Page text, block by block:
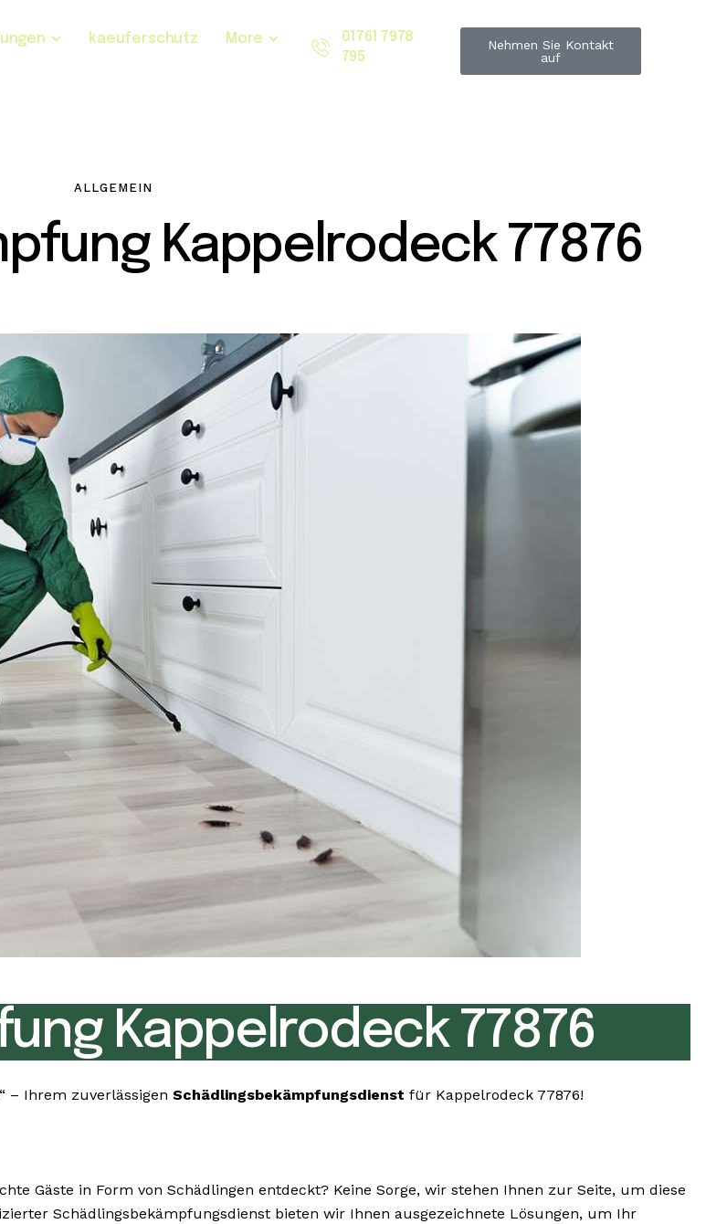
kaeuferschutz More
01761 7978
795
Nehmen Sie Kontakt
auf
ALLGEMEIN
Kappelrodeck 77876
Kappelrodeck 77876
“ – Ihrem zuverlässigen Schädlingsbekämpfungsdienst für Kappelrodeck 77876!
Gäste in Form von Schädlingen entdeckt? Keine Sorge, wir stehen Ihnen zur Seite, um diese
Schädlingsbekämpfungsdienst bieten wir Ihnen ausgezeichnete Lösungen, um Ihr